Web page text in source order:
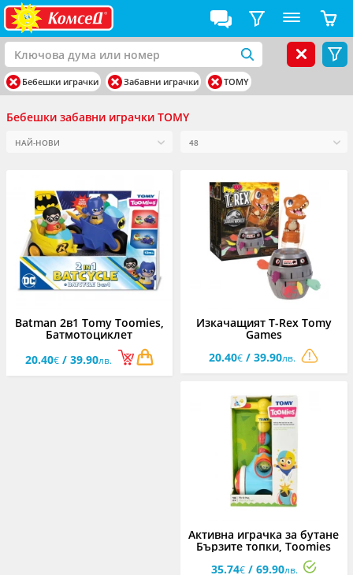
Бебешки играчки Забавни играчки TOMY
Бебешки забавни играчки TOMY
Batman 2в1 Tomy Toomies,
Батмотоциклет
20.40€/ 39.90лв.
Изкачащият T-Rex Tomy
Games
20.40€ / 39.90лв.
Активна играчка за бутане
Бързите топки, Toomies
35.74€/ 69.90лв.